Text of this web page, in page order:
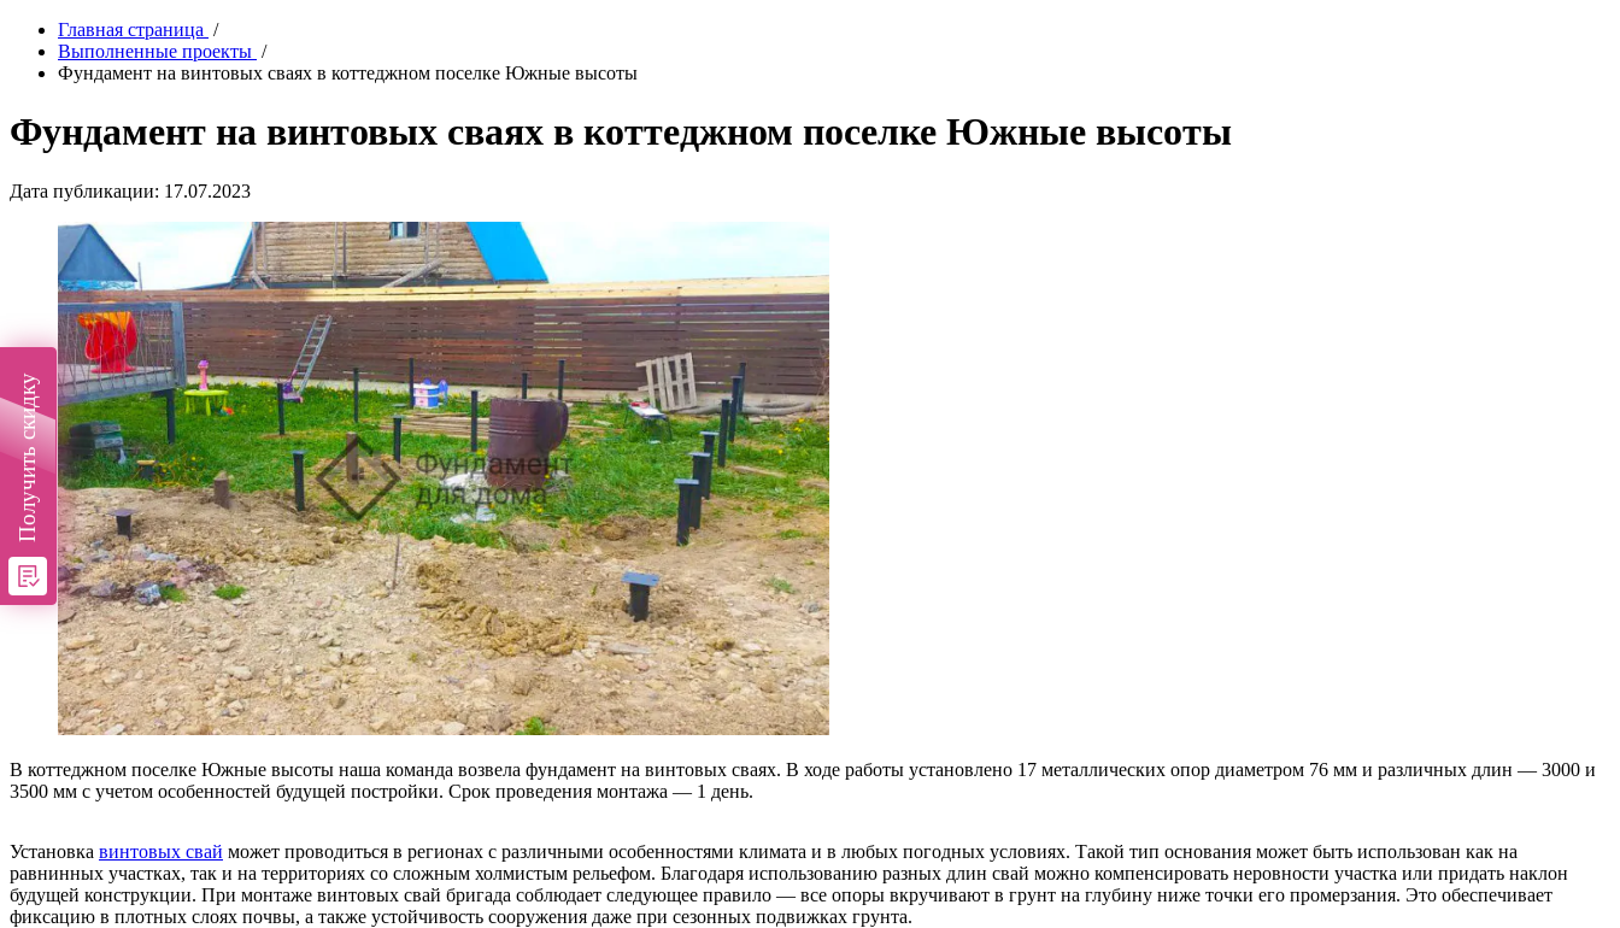
Главная страница /
Выполненные проекты /
Фундамент на винтовых сваях в коттеджном поселке Южные высоты
Фундамент на винтовых сваях в коттеджном поселке Южные высоты
Дата публикации: 17.07.2023
В коттеджном поселке Южные высоты наша команда возвела фундамент на винтовых сваях. В ходе работы установлено 17 металлических опор диаметром 76 мм и различных длин — 3000 и
3500 мм с учетом особенностей будущей постройки. Срок проведения монтажа — 1 день.
Установка винтовых свай может проводиться в регионах с различными особенностями климата и в любых погодных условиях. Такой тип основания может быть использован как на
равнинных участках, так и на территориях со сложным холмистым рельефом. Благодаря использованию разных длин свай можно компенсировать неровности участка или придать наклон
будущей конструкции. При монтаже винтовых свай бригада соблюдает следующее правило — все опоры вкручивают в грунт на глубину ниже точки его промерзания. Это обеспечивает
фиксацию в плотных слоях почвы, а также устойчивость сооружения даже при сезонных подвижках грунта.
Получить скидку